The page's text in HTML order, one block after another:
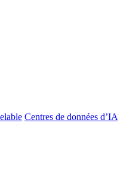
Centres de données d’IA